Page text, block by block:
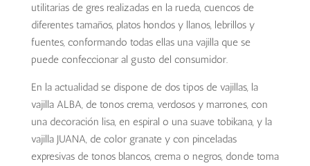
utilitarias de gres realizadas en la rueda, cuencos de
diferentes tamaños, platos hondos y llanos, lebrillos y
fuentes, conformando todas ellas una vajilla que se
puede confeccionar al gusto del consumidor.
En la actualidad se dispone de dos tipos de vajillas, la
vajilla ALBA, de tonos crema, verdosos y marrones, con
una decoración lisa, en espiral o una suave tobikana, y la
vajilla JUANA, de color granate y con pinceladas
expresivas de tonos blancos, crema o negros, donde toma